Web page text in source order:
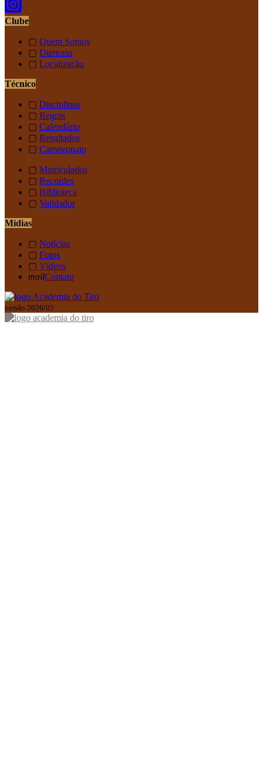
Clube
▢ Quem Somos
▢ Diretoria
▢ Localização
Técnico
▢ Disciplinas
▢ Regras
▢ Calendário
▢ Resultados
▢ Campeonato
▢ Matriculados
▢ Recordes
▢ Biblioteca
▢ Validador
Mídias
▢ Notícias
▢ Fotos
▢ Vídeos
mailContato
versão 2026/05